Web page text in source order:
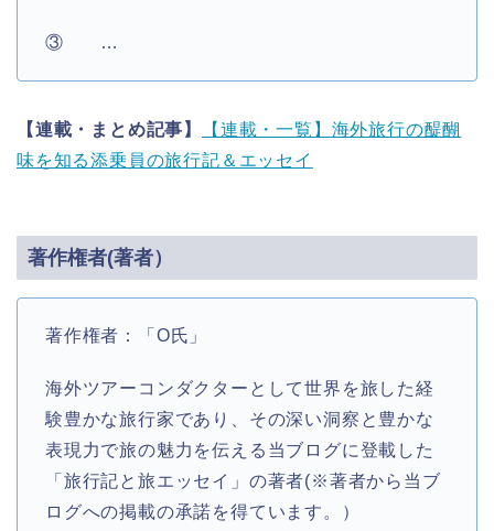
③ …
【連載・まとめ記事】
【連載・一覧】海外旅行の醍醐
味を知る添乗員の旅行記＆エッセイ
著作権者(著者）
著作権者：「O氏」
海外ツアーコンダクターとして世界を旅した経
験豊かな旅行家であり、その深い洞察と豊かな
表現力で旅の魅力を伝える当ブログに登載した
「旅行記と旅エッセイ」の著者(※著者から当ブ
ログへの掲載の承諾を得ています。）